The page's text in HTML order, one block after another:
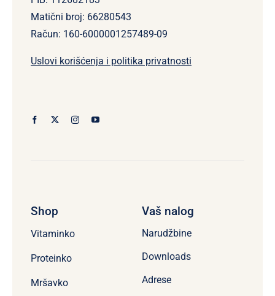
Matični broj: 66280543
Račun: 160-6000001257489-09
Uslovi korišćenja i politika privatnosti
Shop
Vitaminko
Proteinko
Mršavko
Vaš nalog
Narudžbine
Downloads
Adrese